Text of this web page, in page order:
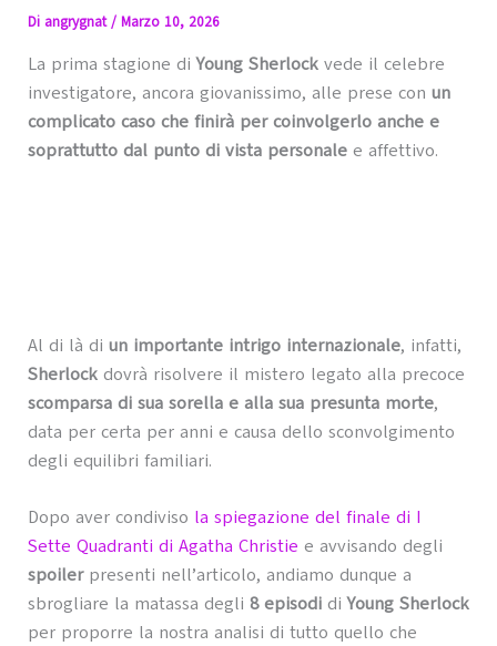
Di angrygnat/ Marzo 10, 2026
La prima stagione diYoung Sherlock vede il celebre
investigatore, ancora giovanissimo, alle prese con un
complicato caso che finirà per coinvolgerlo anche e
soprattutto dal punto di vista personalee affettivo.
Al di là di un importante intrigo internazionale, infatti,
Sherlockdovrà risolvere il mistero legato alla precoce
scomparsa di sua sorella e alla sua presunta morte,
data per certa per anni e causa dello sconvolgimento
degli equilibri familiari.
Dopo aver condiviso la spiegazione del finale di I
Sette Quadranti di Agatha Christie e avvisando degli
spoilerpresenti nell’articolo, andiamo dunque a
sbrogliare la matassa degli 8 episodidiYoung Sherlock
per proporre la nostra analisi di tutto quello che